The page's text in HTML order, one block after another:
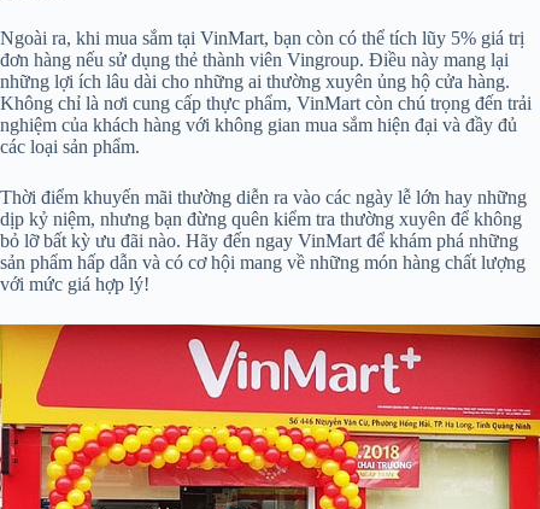
Ngoài ra, khi mua sắm tại VinMart, bạn còn có thể tích lũy 5% giá trị
đơn hàng nếu sử dụng thẻ thành viên Vingroup. Điều này mang lại
những lợi ích lâu dài cho những ai thường xuyên ủng hộ cửa hàng.
Không chỉ là nơi cung cấp thực phẩm, VinMart còn chú trọng đến trải
nghiệm của khách hàng với không gian mua sắm hiện đại và đầy đủ
các loại sản phẩm.
Thời điểm khuyến mãi thường diễn ra vào các ngày lễ lớn hay những
dịp kỷ niệm, nhưng bạn đừng quên kiểm tra thường xuyên để không
bỏ lỡ bất kỳ ưu đãi nào. Hãy đến ngay VinMart để khám phá những
sản phẩm hấp dẫn và có cơ hội mang về những món hàng chất lượng
với mức giá hợp lý!